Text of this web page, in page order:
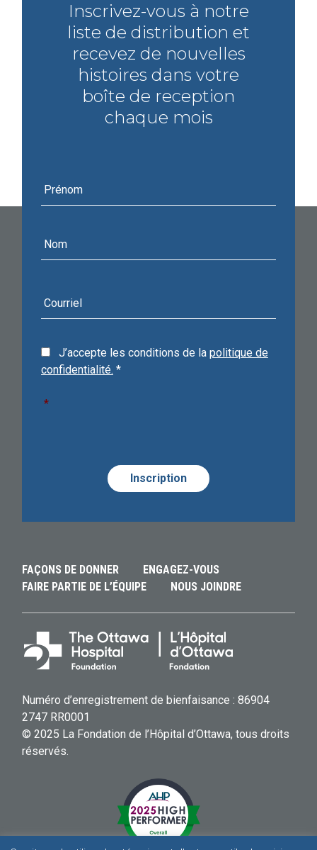
Inscrivez-vous à notre
liste de distribution et
recevez de nouvelles
histoires dans votre
boîte de reception
chaque mois
J’accepte les conditions de la politique de
confidentialité. *
*
FAÇONS DE DONNER
ENGAGEZ-VOUS
FAIRE PARTIE DE L’ÉQUIPE
NOUS JOINDRE
Numéro d’enregistrement de bienfaisance : 86904
2747 RR0001
© 2025 La Fondation de l’Hôpital d’Ottawa, tous droits
réservés.